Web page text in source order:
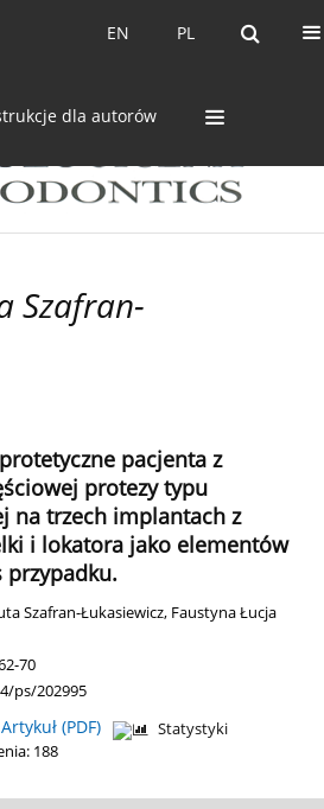
PL
EN PL
EN
dla autorów
Szafran-
pacjenta z
protezy typu
na trzech implantach z
i lokatora jako elementów
przypadku.
Szafran-Łukasiewicz, Faustyna Łucja
70
ps/202995
Artykuł (PDF)
Statystyki
188